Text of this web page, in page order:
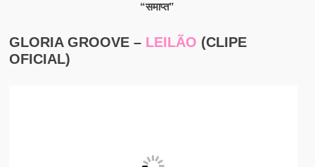
“समाप्त”
GLORIA GROOVE – LEILÃO (CLIPE
OFICIAL)